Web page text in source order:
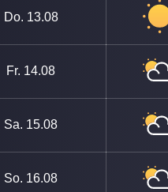
Do. 13.08
Fr. 14.08
Sa. 15.08
So. 16.08